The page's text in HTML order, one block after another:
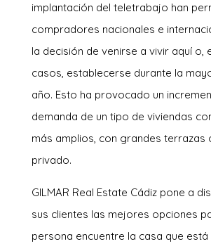
implantación del teletrabajo han
compradores nacionales e
la decisión de venirse a vivir aquí o,
casos, establecerse durante la
año. Esto ha provocado un
demanda de un tipo de viviendas
más amplios, con grandes terrazas
privado.
GILMAR Real Estate Cádiz pone a
sus clientes las mejores opciones
persona encuentre la casa que está